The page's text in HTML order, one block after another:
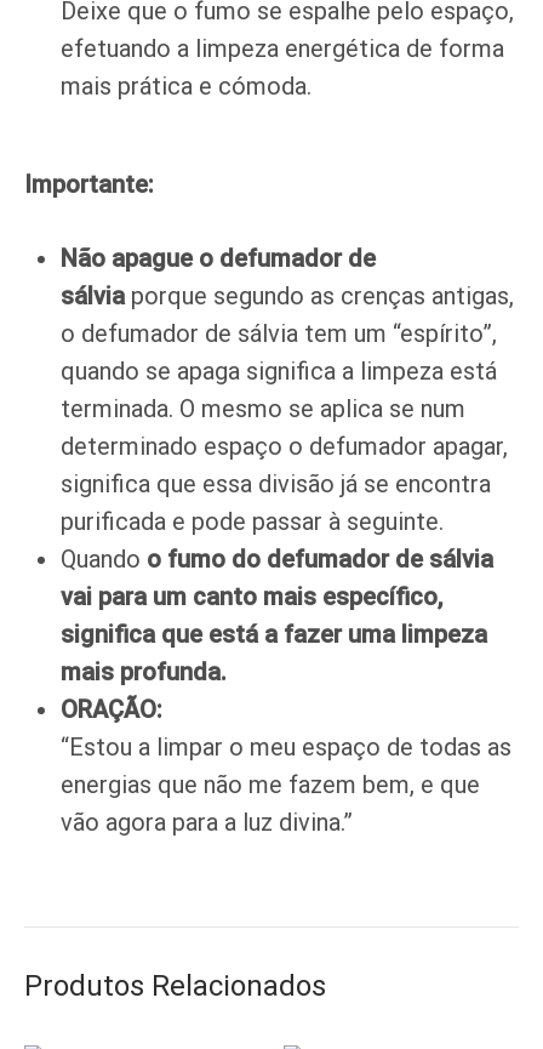
Deixe que o fumo se espalhe pelo espaço,
efetuando a limpeza energética de forma
mais prática e cómoda.
Importante:
Não apague o defumador de
sálvia porque segundo as crenças antigas,
o defumador de sálvia tem um “espírito”,
quando se apaga significa a limpeza está
terminada. O mesmo se aplica se num
determinado espaço o defumador apagar,
significa que essa divisão já se encontra
purificada e pode passar à seguinte.
Quando o fumo do defumador de sálvia
vai para um canto mais específico,
significa que está a fazer uma limpeza
mais profunda.
ORAÇÃO:
“Estou a limpar o meu espaço de todas as
energias que não me fazem bem, e que
vão agora para a luz divina.”
Produtos Relacionados